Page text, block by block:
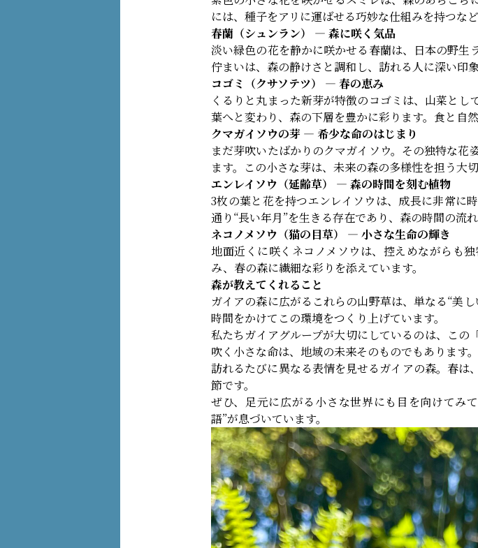
には、種子をアリに運ばせる巧妙な仕組みを持つな
春蘭（シュンラン） ― 森に咲く気品
淡い緑色の花を静かに咲かせる春蘭は、日本の野生
佇まいは、森の静けさと調和し、訪れる人に深い印象
コゴミ（クサソテツ） ― 春の恵み
くるりと丸まった新芽が特徴のコゴミは、山菜と
葉へと変わり、森の下層を豊かに彩ります。食と自
クマガイソウの芽 ― 希少な命のはじまり
まだ芽吹いたばかりのクマガイソウ。その独特な
ます。この小さな芽は、未来の森の多様性を担う大切
エンレイソウ（延齢草） ― 森の時間を刻む植物
3枚の葉と花を持つエンレイソウは、成長に非常に
通り“長い年月”を生きる存在であり、森の時間の流れ
ネコノメソウ（猫の目草） ― 小さな生命の輝き
地面近くに咲くネコノメソウは、控えめながらも
み、春の森に繊細な彩りを添えています。
森が教えてくれること
ガイアの森に広がるこれらの山野草は、単なる“美
時間をかけてこの環境をつくり上げています。
私たちガイアグループが大切にしているのは、こ
吹く小さな命は、地域の未来そのものでもあります。
訪れるたびに異なる表情を見せるガイアの森。春
節です。
ぜひ、足元に広がる小さな世界にも目を向けてみ
語”が息づいています。